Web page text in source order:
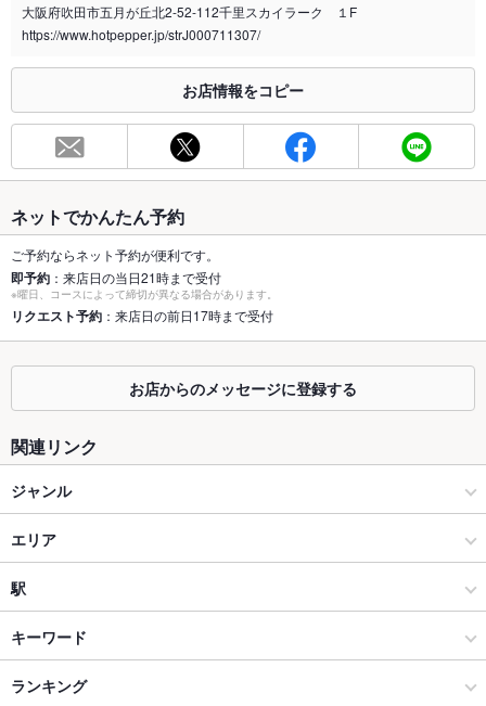
喫煙専用室 なし
合わせください。
お席
44席(6名テーブル×4４名テーブル×1/掘りごたつ式の座敷×3)
容人数
個室 あり ：テーブル１卓ございます。
座敷 なし ：6名様向け堀りごたつ式の座敷×3
掘りごたつ あり ：お座敷が掘りごたつとなります。
なし ：申し訳ございません。ご用意がございません。
貸切可 ：座敷10名～、店舗貸切30名～
設備
Wi-Fi
バリアフリ
ー
あり ：お手伝いします。ただし、通路がせまいので、車いすの
方は事前にご相談ください。
大阪府吹田市五月が丘北2-52-112千里スカイラーク １F
https://www.hotpepper.jp/strJ000711307/
お店情報をコピー
ネットでかんたん予約
ご予約ならネット予約が便利です。
即予約 ：来店日の当日21時まで受付
※曜日、コースによって締切が異なる場合があります。
リクエスト予約 ：来店日の前日17時まで受付
お店からのメッセージに登録する
関連リンク
ジャンル
焼肉・ホルモン
焼肉
江坂・西中島・新大阪・十三 × 焼肉・ホルモン
江坂・西中島・新大阪・十三 × 焼肉
エリア
吹田
吹田 × 焼肉・ホルモン
吹田 × 焼肉
駅
南千里駅
キーワード
エビ料理 炭火焼
ランキング